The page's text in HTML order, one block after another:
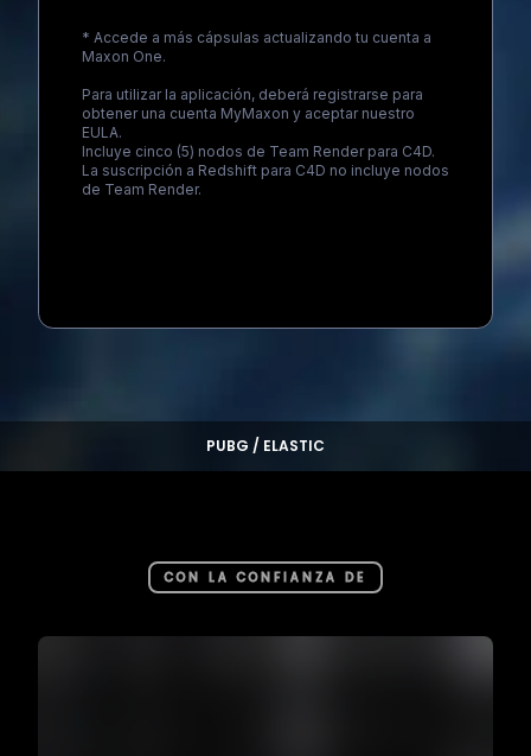
PUBG / ELASTIC
* Accede a más cápsulas actualizando tu cuenta a
Maxon One.
Para utilizar la aplicación, deberá registrarse para
obtener una cuenta MyMaxon y aceptar nuestro
EULA.
Incluye cinco (5) nodos de Team Render para C4D.
La suscripción a Redshift para C4D no incluye nodos
de Team Render.
CON LA CONFIANZA DE